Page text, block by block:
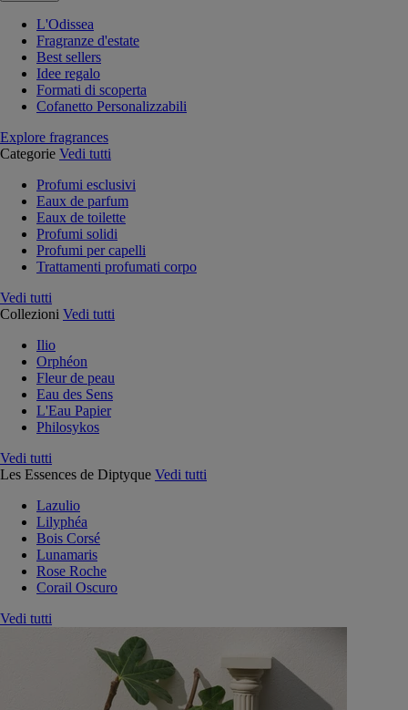
L'Odissea
Fragranze d'estate
Best sellers
Idee regalo
Formati di scoperta
Cofanetto Personalizzabili
Explore fragrances
Categorie Vedi tutti
Profumi esclusivi
Eaux de parfum
Eaux de toilette
Profumi solidi
Profumi per capelli
Trattamenti profumati corpo
Vedi tutti
Collezioni Vedi tutti
Ilio
Orphéon
Fleur de peau
Eau des Sens
L'Eau Papier
Philosykos
Vedi tutti
Les Essences de Diptyque Vedi tutti
Lazulio
Lilyphéa
Bois Corsé
Lunamaris
Rose Roche
Corail Oscuro
Vedi tutti